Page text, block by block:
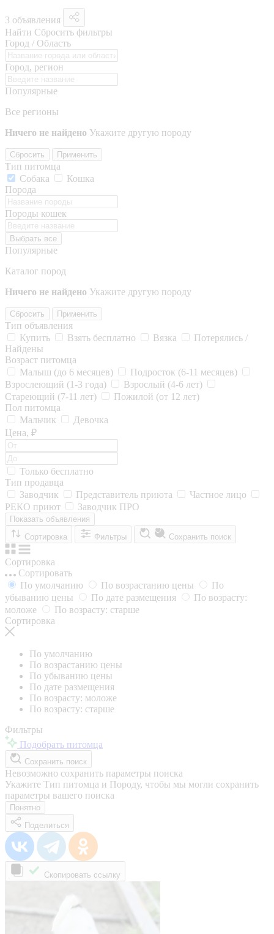
3 объявления
Найти Сбросить фильтры
Город / Область
Город, регион
Популярные
Все регионы
Ничего не найдено Укажите другую породу
Сбросить Применить
Тип питомца
Собака
Кошка
Порода
Породы кошек
Выбрать все
Популярные
Каталог пород
Ничего не найдено Укажите другую породу
Сбросить Применить
Тип объявления
Купить
Взять бесплатно Вязка
Потерялись /
Найдены
Возраст питомца
Малыш (до 6 месяцев)
Подросток (6-11 месяцев)
Взрослеющий (1-3 года)
Взрослый (4-6 лет)
Стареющий (7-11 лет)
Пожилой (от 12 лет)
Пол питомца
Мальчик
Девочка
Цена, ₽
Только бесплатно
Тип продавца
Заводчик
Представитель приюта
Частное лицо
РЕКО приют
Заводчик ПРО
Показать объявления
Сортировка
Фильтры Сохранить поиск
Сортировка
Сортировать
По умолчанию
По возрастанию цены
По
убыванию цены
По дате размещения
По возрасту:
моложе
По возрасту: старше
Сортировка
По умолчанию
По возрастанию цены
По убыванию цены
По дате размещения
По возрасту: моложе
По возрасту: старше
Фильтры
Подобрать питомца
Сохранить поиск
Невозможно сохранить параметры поиска
Укажите Тип питомца и Породу, чтобы мы могли сохранить
параметры вашего поиска
Понятно
Поделиться
Скопировать ссылку